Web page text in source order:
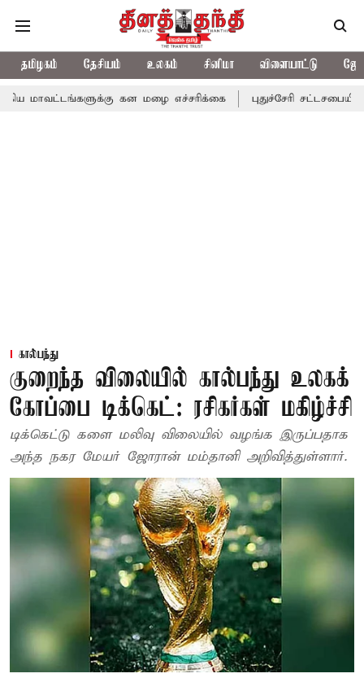
தமிழகம் தேசியம் உலகம் சினிமா விளையாட்டு
கன மழை எச்சரிக்கை புதுச்சேரி சட்டசபையில் வரும்
கால்பந்து
குறைந்த விலையில் கால்பந்து உலகக்
கோப்பை டிக்கெட்: ரசிகர்கள் மகிழ்ச்சி
டிக்கெட்டு களை மலிவு விலையில் வழங்க இருப்பதாக
அந்த நகர மேயர் ஜோரான் மம்தானி அறிவித்துள்ளார்.